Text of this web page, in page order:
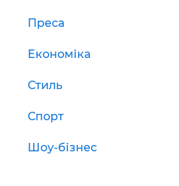
Преса
Економіка
Стиль
Спорт
Шоу-бізнес